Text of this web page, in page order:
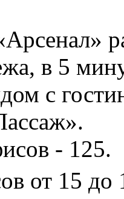
в 5
с
- 125.
от 15 до